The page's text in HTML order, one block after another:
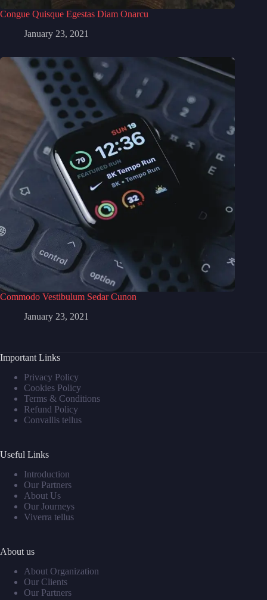
Congue Quisque Egestas Diam Onarcu
January 23, 2021
Commodo Vestibulum Sedar Cunon
January 23, 2021
Important Links
Privacy Policy
Cookies Policy
Terms & Conditions
Refund Policy
Convallis tellus
Useful Links
Introduction
Our Partners
About Us
Our Journeys
Viverra tellus
About us
About Organization
Our Clients
Our Partners